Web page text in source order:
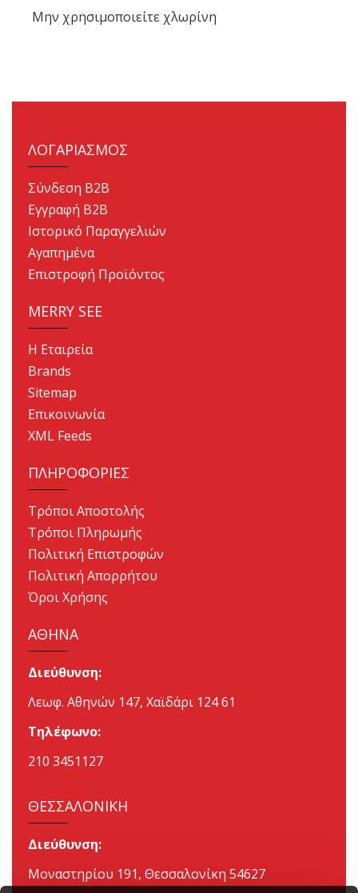
Μην χρησιμοποιείτε χλωρίνη
ΛΟΓΑΡΙΑΣΜΟΣ
Σύνδεση B2B
Εγγραφή B2B
Ιστορικό Παραγγελιών
Αγαπημένα
Επιστροφή Προϊόντος
MERRY SEE
Η Εταιρεία
Brands
Sitemap
Επικοινωνία
XML Feeds
ΠΛΗΡΟΦΟΡΙΕΣ
Τρόποι Αποστολής
Τρόποι Πληρωμής
Πολιτική Επιστροφών
Πολιτική Απορρήτου
Όροι Χρήσης
ΑΘΗΝΑ
Διεύθυνση:
Λεωφ. Αθηνών 147, Χαϊδάρι 124 61
Τηλέφωνο:
210 3451127
ΘΕΣΣΑΛΟΝΙΚΗ
Διεύθυνση:
Μοναστηρίου 191, Θεσσαλονίκη 54627